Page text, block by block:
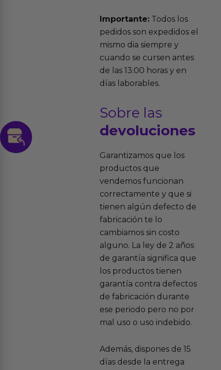
Importante:Todos los
pedidos son expedidos el
mismo dia siempre y
cuando se cursen antes
de las 13:00 horas y en
días laborables.
Sobre las
devoluciones
Garantizamos que los
productos que
vendemos funcionan
correctamente y que si
tienen algún defecto de
fabricación te lo
cambiamos sin costo
alguno. La ley de 2 años
de garantía significa que
los productos tienen
garantía contra defectos
de fabricación durante
ese periodo pero no por
mal uso o uso indebido.
Además, dispones de 15
días desde la entrega